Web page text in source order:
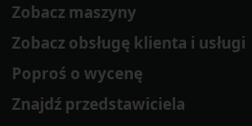
Zobacz maszyny
Zobacz obsługę klienta i usługi
Poproś o wycenę
Znajdź przedstawiciela